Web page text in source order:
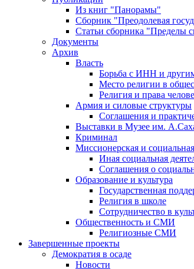
Из книг "Панорамы"
Сборник "Преодолевая
Статьи сборника "Пределы
Документы
Архив
Власть
Борьба с ИНН и
Место религии в
Религия и права
Армия и силовые структуры
Соглашения и
Выставки в Музее им.
Криминал
Миссионерская и
Иная социальная
Соглашения о
Образование и культура
Государственная
Религия в школе
Сотрудничество в
Общественность и СМИ
Религиозные СМИ
Завершенные проекты
Демократия в осаде
Новости